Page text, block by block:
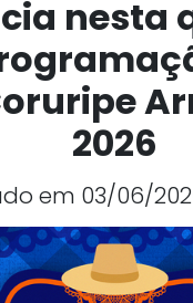
nesta
2026
em 03/06/